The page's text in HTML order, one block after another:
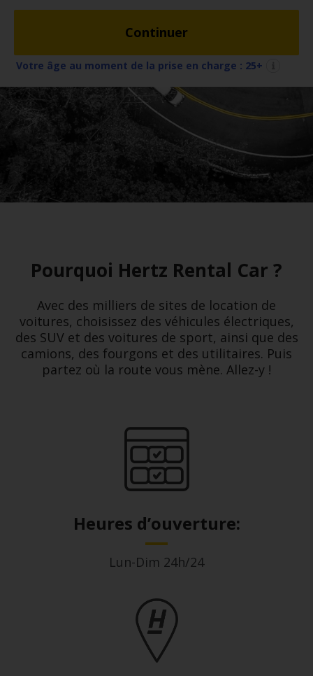
Offres
Ma
réservation
Gold+
Chauffeurs
Continuer
Votre âge au moment de la prise en charge : 25+
Pourquoi Hertz Rental Car ?
Avec des milliers de sites de location de
voitures, choisissez des véhicules électriques,
des SUV et des voitures de sport, ainsi que des
camions, des fourgons et des utilitaires. Puis
partez où la route vous mène. Allez-y !
Heures d’ouverture:
Lun-Dim 24h/24